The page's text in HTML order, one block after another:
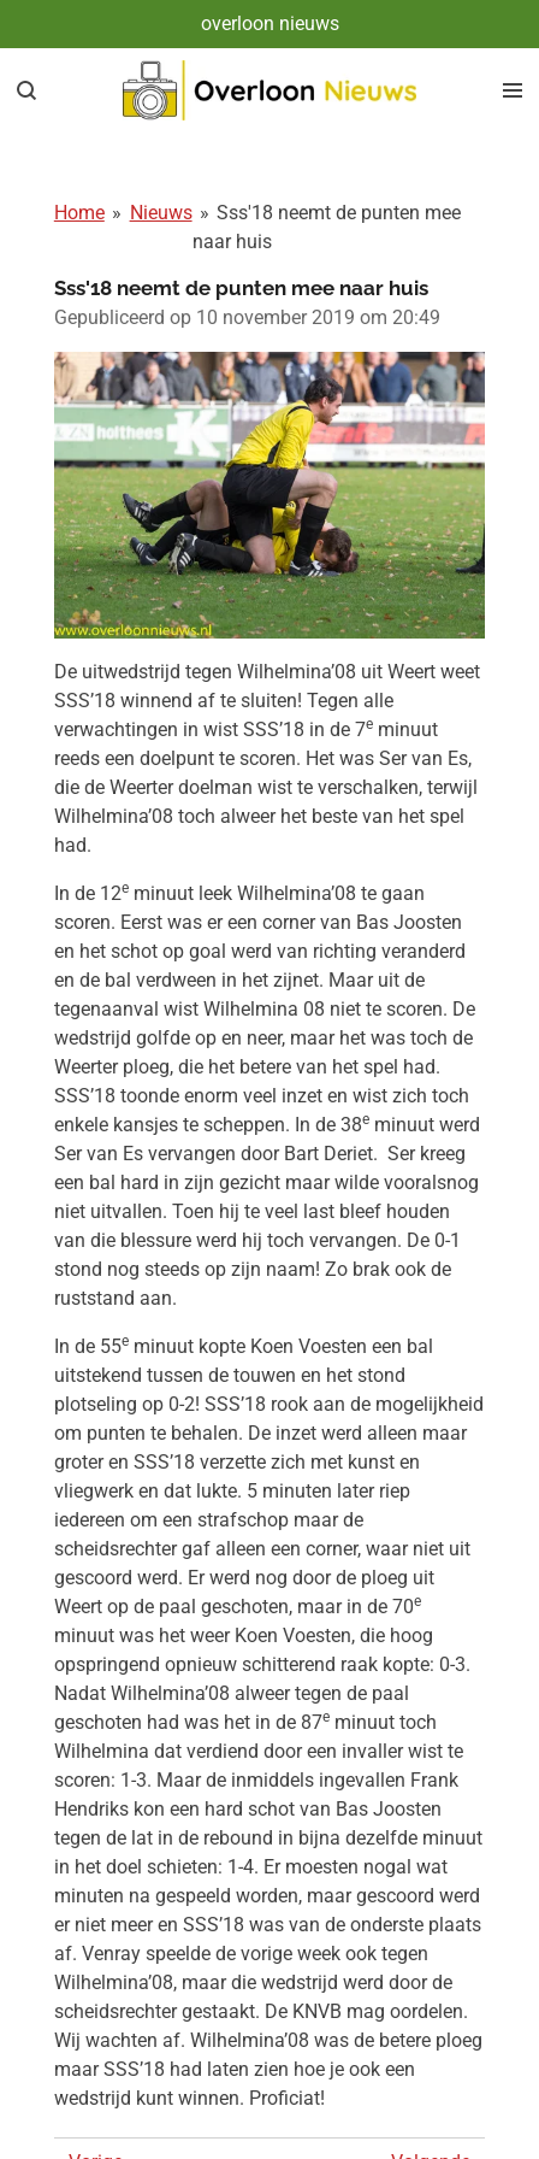
direct
naar
overloon nieuws
Home » Nieuws » Sss'18 neemt de punten mee
naar huis
Sss'18 neemt de punten mee naar huis
Gepubliceerd op 10 november 2019 om 20:49
De uitwedstrijd tegen Wilhelmina’08 uit Weert weet
SSS’18 winnend af te sluiten! Tegen alle
verwachtingen in wist SSS’18 in de 7eminuut
reeds een doelpunt te scoren. Het was Ser van Es,
die de Weerter doelman wist te verschalken, terwijl
Wilhelmina’08 toch alweer het beste van het spel
had.
In de 12eminuut leek Wilhelmina’08 te gaan
scoren. Eerst was er een corner van Bas Joosten
en het schot op goal werd van richting veranderd
en de bal verdween in het zijnet. Maar uit de
tegenaanval wist Wilhelmina 08 niet te scoren. De
wedstrijd golfde op en neer, maar het was toch de
Weerter ploeg, die het betere van het spel had.
SSS’18 toonde enorm veel inzet en wist zich toch
enkele kansjes te scheppen. In de 38eminuut werd
Ser van Es vervangen door Bart Deriet. Ser kreeg
een bal hard in zijn gezicht maar wilde vooralsnog
niet uitvallen. Toen hij te veel last bleef houden
van die blessure werd hij toch vervangen. De 0-1
stond nog steeds op zijn naam! Zo brak ook de
ruststand aan.
In de 55eminuut kopte Koen Voesten een bal
uitstekend tussen de touwen en het stond
plotseling op 0-2! SSS’18 rook aan de mogelijkheid
om punten te behalen. De inzet werd alleen maar
groter en SSS’18 verzette zich met kunst en
vliegwerk en dat lukte. 5 minuten later riep
iedereen om een strafschop maar de
scheidsrechter gaf alleen een corner, waar niet uit
gescoord werd. Er werd nog door de ploeg uit
Weert op de paal geschoten, maar in de 70e
minuut was het weer Koen Voesten, die hoog
opspringend opnieuw schitterend raak kopte: 0-3.
Nadat Wilhelmina’08 alweer tegen de paal
geschoten had was het in de 87eminuut toch
Wilhelmina dat verdiend door een invaller wist te
scoren: 1-3. Maar de inmiddels ingevallen Frank
Hendriks kon een hard schot van Bas Joosten
tegen de lat in de rebound in bijna dezelfde minuut
in het doel schieten: 1-4. Er moesten nogal wat
minuten na gespeeld worden, maar gescoord werd
er niet meer en SSS’18 was van de onderste plaats
af. Venray speelde de vorige week ook tegen
Wilhelmina’08, maar die wedstrijd werd door de
scheidsrechter gestaakt. De KNVB mag oordelen.
Wij wachten af. Wilhelmina’08 was de betere ploeg
maar SSS’18 had laten zien hoe je ook een
wedstrijd kunt winnen. Proficiat!